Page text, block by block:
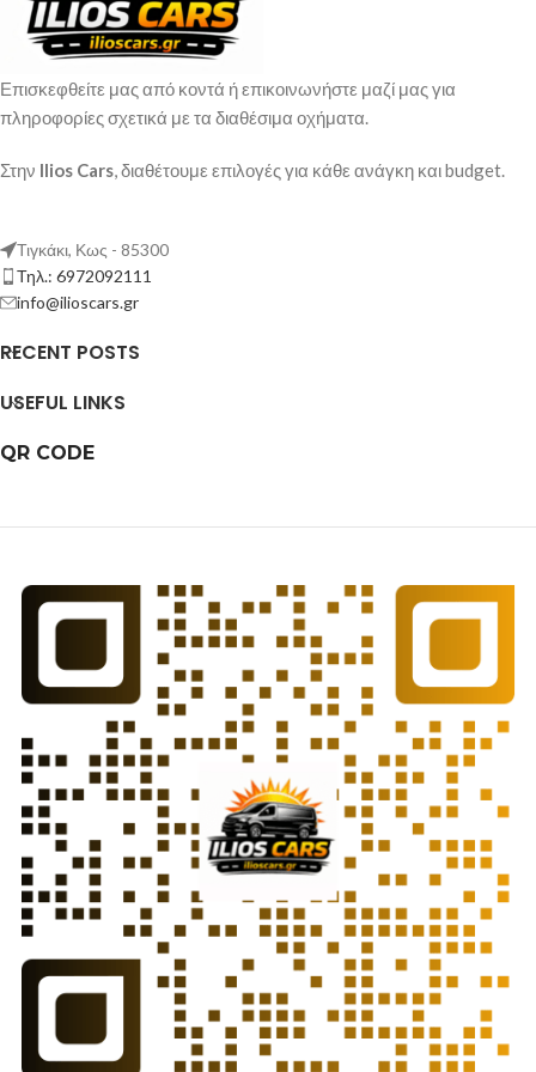
Επισκεφθείτε μας από κοντά ή επικοινωνήστε μαζί μας για
πληροφορίες σχετικά με τα διαθέσιμα οχήματα.
Στην Ilios Cars, διαθέτουμε επιλογές για κάθε ανάγκη και budget.
Τιγκάκι, Κως - 85300
Τηλ.: 6972092111
info@ilioscars.gr
RECENT POSTS
USEFUL LINKS
QR CODE